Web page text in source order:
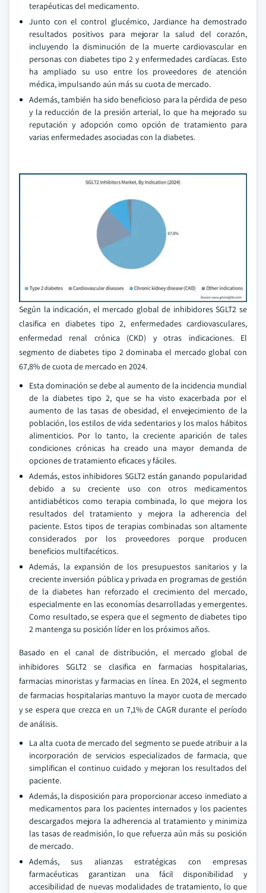
terapéuticas del medicamento.
Junto con el control glucémico, Jardiance ha demostrado
resultados positivos para mejorar la salud del corazón,
incluyendo la disminución de la muerte cardiovascular en
personas con diabetes tipo 2 y enfermedades cardíacas. Esto
ha ampliado su uso entre los proveedores de atención
médica, impulsando aún más su cuota de mercado.
Además, también ha sido beneficioso para la pérdida de peso
y la reducción de la presión arterial, lo que ha mejorado su
reputación y adopción como opción de tratamiento para
varias enfermedades asociadas con la diabetes.
Según la indicación, el mercado global de inhibidores SGLT2 se
clasifica en diabetes tipo 2, enfermedades cardiovasculares,
enfermedad renal crónica (CKD) y otras indicaciones. El
segmento de diabetes tipo 2 dominaba el mercado global con
67,8% de cuota de mercado en 2024.
Esta dominación se debe al aumento de la incidencia mundial
de la diabetes tipo 2, que se ha visto exacerbada por el
aumento de las tasas de obesidad, el envejecimiento de la
población, los estilos de vida sedentarios y los malos hábitos
alimenticios. Por lo tanto, la creciente aparición de tales
condiciones crónicas ha creado una mayor demanda de
opciones de tratamiento eficaces y fáciles.
Además, estos inhibidores SGLT2 están ganando popularidad
debido a su creciente uso con otros medicamentos
antidiabéticos como terapia combinada, lo que mejora los
resultados del tratamiento y mejora la adherencia del
paciente. Estos tipos de terapias combinadas son altamente
considerados por los proveedores porque producen
beneficios multifacéticos.
Además, la expansión de los presupuestos sanitarios y la
creciente inversión pública y privada en programas de gestión
de la diabetes han reforzado el crecimiento del mercado,
especialmente en las economías desarrolladas y emergentes.
Como resultado, se espera que el segmento de diabetes tipo
2 mantenga su posición líder en los próximos años.
Basado en el canal de distribución, el mercado global de
inhibidores SGLT2 se clasifica en farmacias hospitalarias,
farmacias minoristas y farmacias en línea. En 2024, el segmento
de farmacias hospitalarias mantuvo la mayor cuota de mercado
y se espera que crezca en un 7,1% de CAGR durante el período
de análisis.
La alta cuota de mercado del segmento se puede atribuir a la
incorporación de servicios especializados de farmacia, que
simplifican el continuo cuidado y mejoran los resultados del
paciente.
Además, la disposición para proporcionar acceso inmediato a
medicamentos para los pacientes internados y los pacientes
descargados mejora la adherencia al tratamiento y minimiza
las tasas de readmisión, lo que refuerza aún más su posición
de mercado.
Además, sus alianzas estratégicas con empresas
farmacéuticas garantizan una fácil disponibilidad y
accesibilidad de nuevas modalidades de tratamiento, lo que